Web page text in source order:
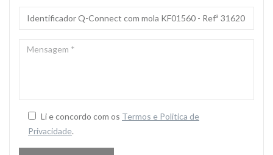
Li e concordo com os Termos e Politica de
Privacidade.